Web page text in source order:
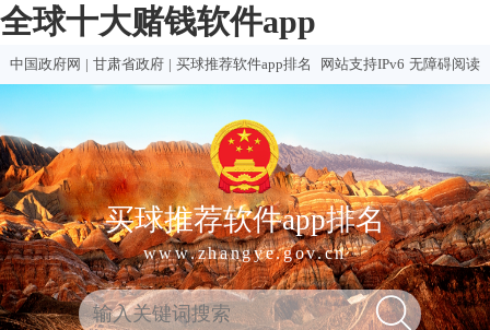
全球十大赌钱软件app
中国政府网 | 甘肃省政府 | 买球推荐软件app排名 网站支持IPv6 无障碍阅读
买球推荐软件app排名
www.zhangye.gov.cn